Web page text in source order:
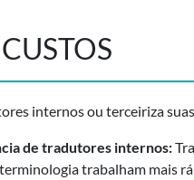
internos ou terceiriza
de tradutores internos:
trabalham mais